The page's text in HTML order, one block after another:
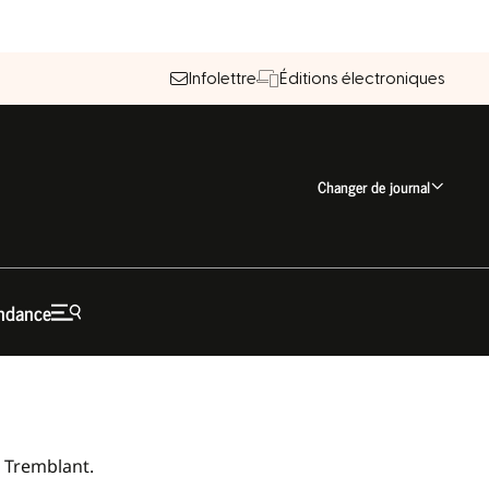
Infolettre Éditions électroniques
Changer de journal